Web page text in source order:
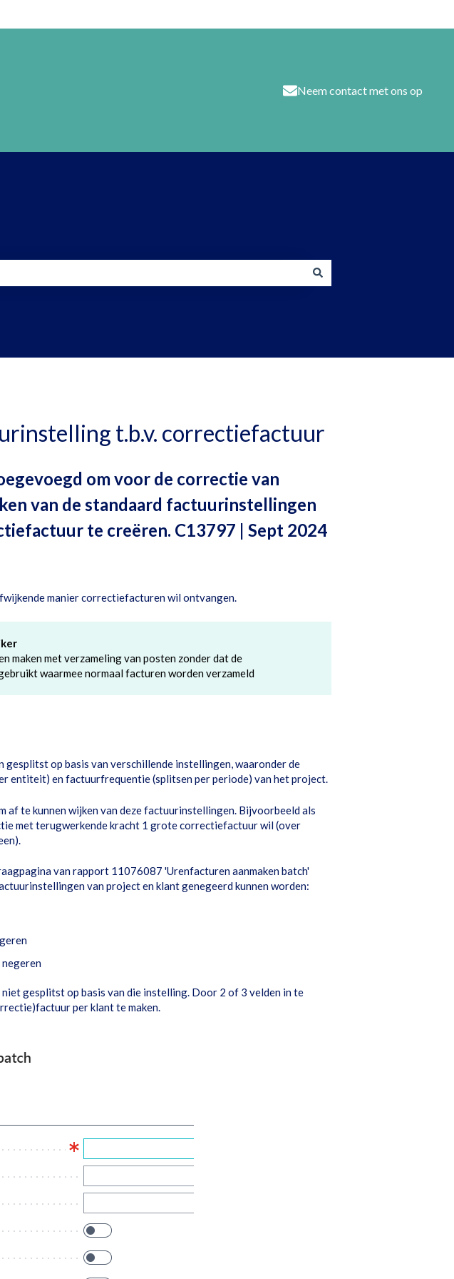
Neem contact met ons op
t.b.v. correctiefactuur
om voor de correctie van
van de standaard factuurinstellingen
te creëren. C13797 | Sept 2024
manier correctiefacturen wil ontvangen.
maken met verzameling van posten zonder dat de
waarmee normaal facturen worden verzameld
op basis van verschillende instellingen, waaronder de
entiteit) en factuurfrequentie (splitsen per periode) van het project.
af te kunnen wijken van deze factuurinstellingen. Bijvoorbeeld als
met terugwerkende kracht 1 grote correctiefactuur wil (over
van rapport 11076087 'Urenfacturen aanmaken batch'
van project en klant genegeerd kunnen worden:
gesplitst op basis van die instelling. Door 2 of 3 velden in te
per klant te maken.